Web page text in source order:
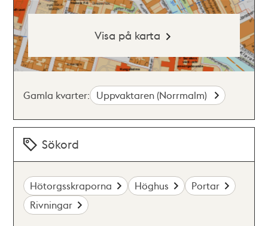
Visa på karta
Gamla kvarter: Uppvaktaren (Norrmalm)
Sökord
Hötorgsskraporna Höghus
Portar
Rivningar